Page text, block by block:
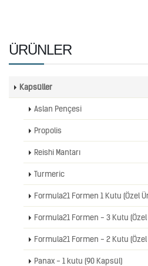
ÜRÜNLER
Kapsüller
Aslan Pençesi
Propolis
Reishi Mantarı
Turmeric
Formula21 Formen 1 Kutu (Özel
Formula21 Formen - 3 Kutu
Formula21 Formen - 2 Kutu
Panax - 1 kutu (90 Kapsül)